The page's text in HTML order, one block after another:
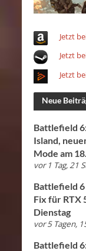
Jetzt
Jetzt
Jetzt
Neue
Battlefield
Island,
Mode am
vor 1 Tag, 21
Battlefield 6
Fix für RTX
Dienstag
vor 5 Tagen,
Battlefield